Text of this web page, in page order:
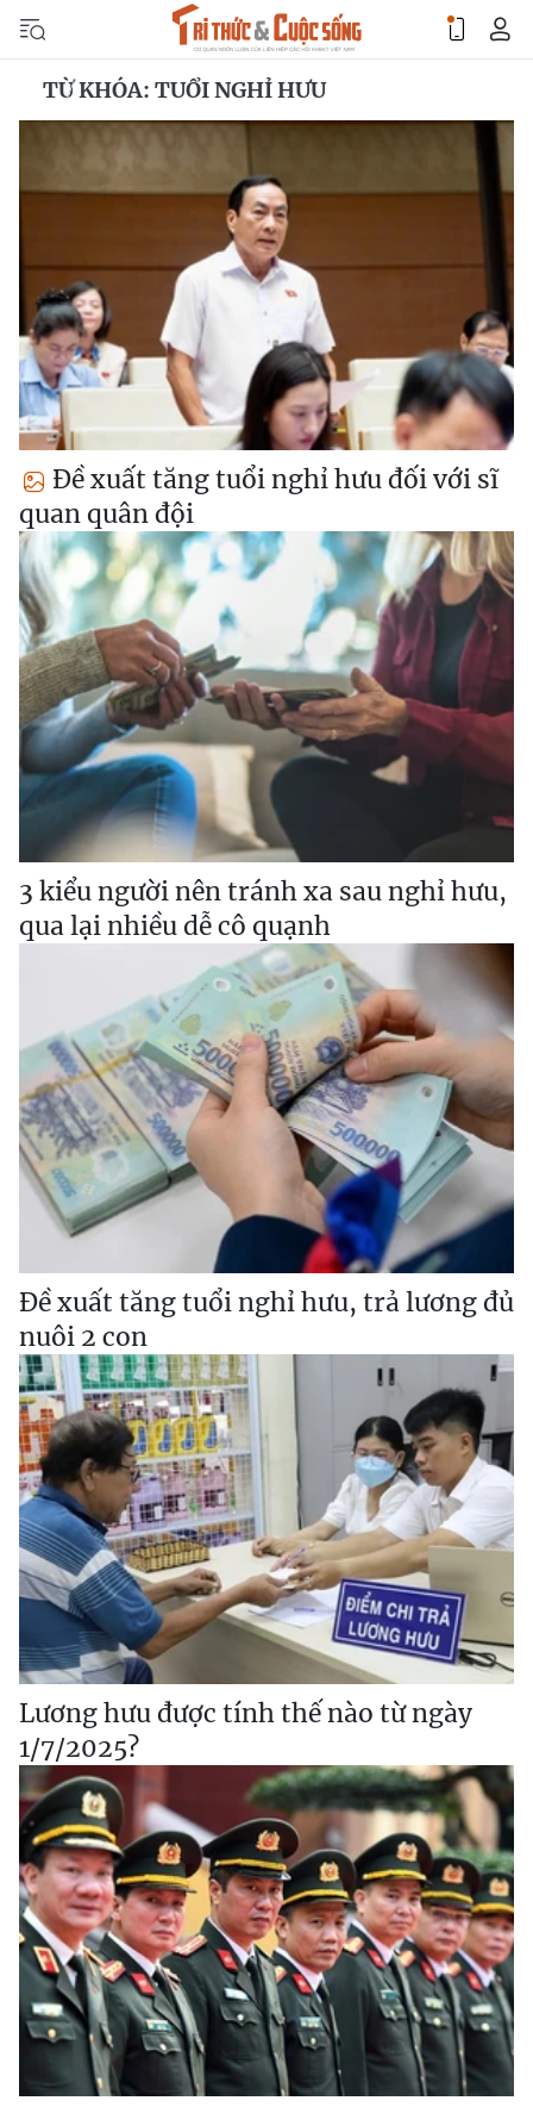
TỪ KHÓA: TUỔI NGHỈ HƯU
Đề xuất tăng tuổi nghỉ hưu đối với sĩ
quan quân đội
3 kiểu người nên tránh xa sau nghỉ hưu,
qua lại nhiều dễ cô quạnh
Đề xuất tăng tuổi nghỉ hưu, trả lương đủ
nuôi 2 con
Lương hưu được tính thế nào từ ngày
1/7/2025?